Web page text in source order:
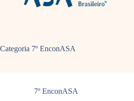
Categoria 7º EnconASA
7º EnconASA